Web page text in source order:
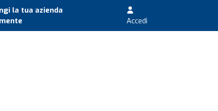
la tua azienda
Accedi